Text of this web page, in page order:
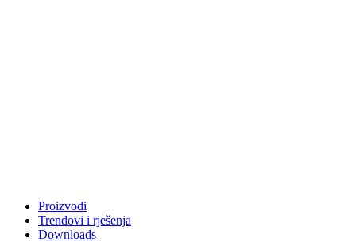
Proizvodi
Trendovi i rješenja
Downloads